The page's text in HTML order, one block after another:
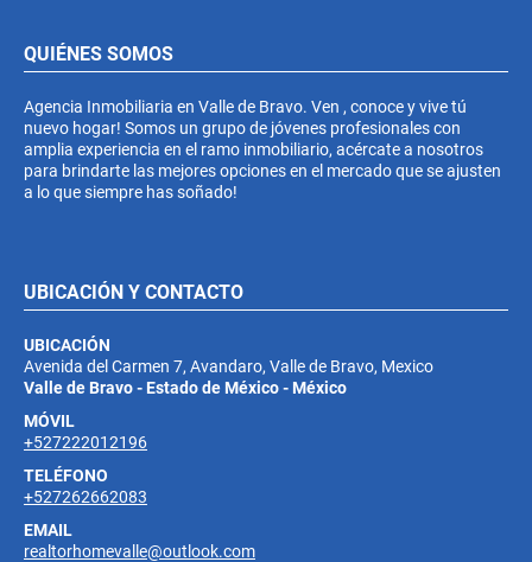
QUIÉNES SOMOS
Agencia Inmobiliaria en Valle de Bravo. Ven , conoce y vive tú
nuevo hogar! Somos un grupo de jóvenes profesionales con
amplia experiencia en el ramo inmobiliario, acércate a nosotros
para brindarte las mejores opciones en el mercado que se ajusten
a lo que siempre has soñado!
UBICACIÓN Y CONTACTO
UBICACIÓN
Avenida del Carmen 7, Avandaro, Valle de Bravo, Mexico
Valle de Bravo - Estado de México - México
MÓVIL
+527222012196
TELÉFONO
+527262662083
EMAIL
realtorhomevalle@outlook.com